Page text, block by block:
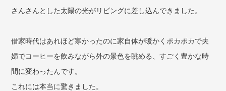
さんさんとした太陽の光がリビングに差し込んできました。
借家時代はあれほど寒かったのに家自体が暖かくポカポカで夫
婦でコーヒーを飲みながら外の景色を眺める、すごく豊かな時
間に変わったんです。
これには本当に驚きました。